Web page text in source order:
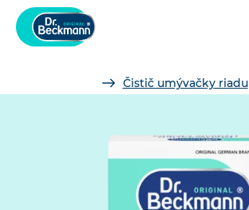
Čistič umývačky riadu